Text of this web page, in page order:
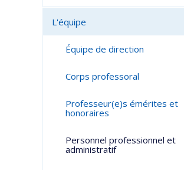
L'équipe
Équipe de direction
Corps professoral
Professeur(e)s émérites et
honoraires
Personnel professionnel et
administratif